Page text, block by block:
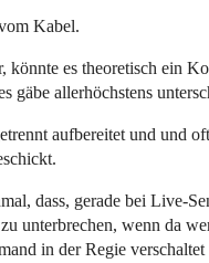
Kabel.
es theoretisch ein
gäbe allerhöchstens
aufbereitet und und
dass, gerade bei Live-
unterbrechen, wenn da
in der Regie